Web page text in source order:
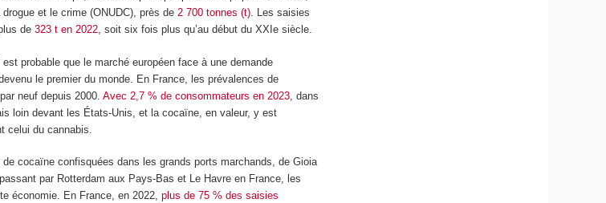
et le crime (ONUDC), près de2 700 tonnes (t). Les saisies
de323 t en 2022, soit six fois plus qu’au début du XXIe siècle.
probable que le marché européen face à une demande
le premier du monde. En France, les prévalences de
neuf depuis 2000.Avec 2,7 % de consommateurs en 2023 , dans
loin devant les États-Unis, et la cocaïne, en valeur, y est
celui du cannabis.
cocaïne confisquées dans les grands ports marchands, de Gioia
par Rotterdam aux Pays-Bas et Le Havre en France, les
économie. En France, en 2022,plus de 75 % des saisies